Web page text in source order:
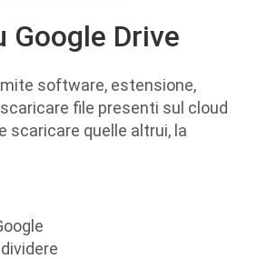
Google Drive
software, estensione,
file presenti sul cloud
scaricare quelle altrui, la